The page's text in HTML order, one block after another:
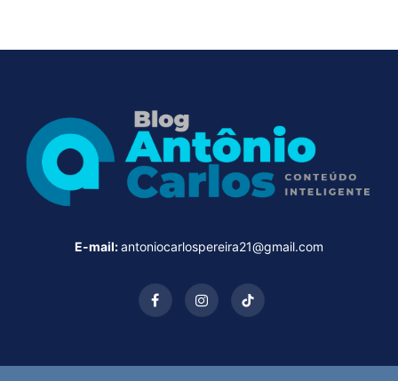
E-mail:antoniocarlospereira21@gmail.com
FacebookInstagramTikTok